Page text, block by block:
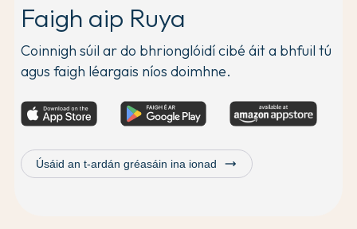
Faigh aip Ruya
Coinnigh súil ar do bhrionglóidí cibé áit a bhfuil tú
agus faigh léargais níos doimhne.
Úsáid an t-ardán gréasáin ina ionad trending_flat